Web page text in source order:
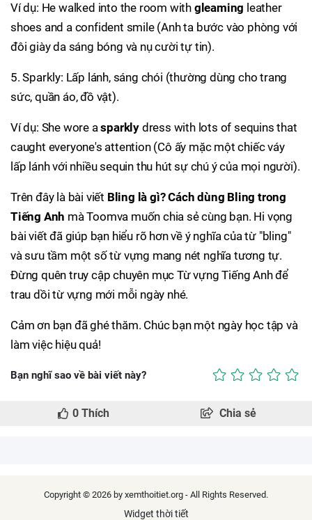
Ví dụ: He walked into the room with gleaming leather
shoes and a confident smile (Anh ta bước vào phòng với
đôi giày da sáng bóng và nụ cười tự tin).
5. Sparkly: Lấp lánh, sáng chói (thường dùng cho trang
sức, quần áo, đồ vật).
Ví dụ: She wore asparkly dress with lots of sequins that
caught everyone's attention (Cô ấy mặc một chiếc váy
lấp lánh với nhiều sequin thu hút sự chú ý của mọi người).
Trên đây là bài viết Bling là gì? Cách dùng Bling trong
Tiếng Anh mà Toomva muốn chia sẻ cùng bạn. Hi vọng
bài viết đã giúp bạn hiểu rõ hơn về ý nghĩa của từ "bling"
và sưu tầm một số từ vựng mang nét nghĩa tương tự.
Đừng quên truy cập chuyên mục Từ vựng Tiếng Anh để
trau dồi từ vựng mới mỗi ngày nhé.
Cảm ơn bạn đã ghé thăm. Chúc bạn một ngày học tập và
làm việc hiệu quả!
Bạn nghĩ sao về bài viết này?
0 Thích Chia sẻ
Copyright © 2026 by xemthoitiet.org - All Rights Reserved.
Widget thời tiết